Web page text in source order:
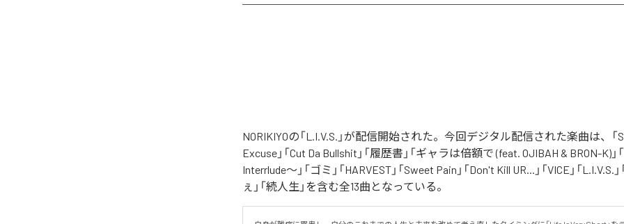
NORIKIYOの「L.I.V.S.」が配信開始された。今回デジタル配信された楽曲は、「
Excuse」「Cut Da Bullshit」「履歴書」「ギャラは倍額で (feat. OJIBAH & BRON-K)」
Interrlude～」「ゴミ」「HARVEST」「Sweet Pain」「Don't Kill UR...」「VICE」「L.I.V.S.
ぇ」「続人生」を含む全13曲となっている。